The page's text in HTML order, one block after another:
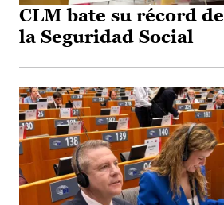
CLM bate su récord
la Seguridad Social